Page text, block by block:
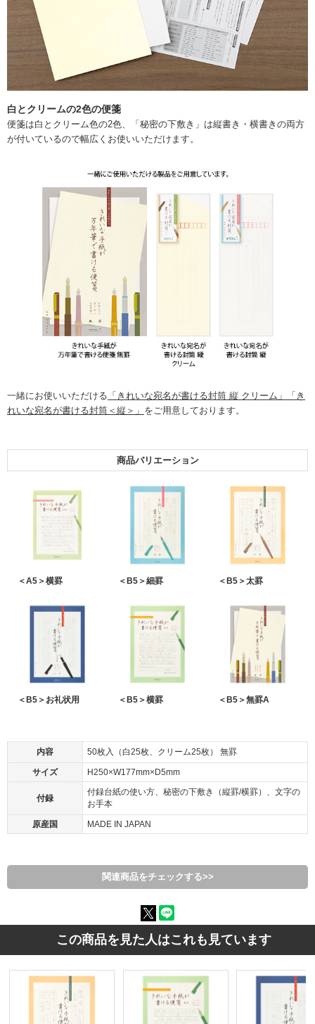
白とクリームの2色の便箋
便箋は白とクリーム色の2色、「秘密の下敷き」は縦書き・横書きの両方
が付いているので幅広くお使いいただけます。
一緒にお使いいただける 「きれいな宛名が書ける封筒 縦 クリーム」
「き
れいな宛名が書ける封筒＜縦＞」 をご用意しております。
商品バリエーション
＜A5＞横罫 ＜B5＞細罫 ＜B5＞太罫
＜B5＞お礼状用 ＜B5＞横罫 ＜B5＞無罫A
内容 50枚入（白25枚、クリーム25枚） 無罫
サイズ H250×W177mm×D5mm
付録
付録台紙の使い方、秘密の下敷き（縦罫/横罫）、文字の
お手本
原産国 MADE IN JAPAN
関連商品をチェックする>>
この商品を見た人はこれも見ています